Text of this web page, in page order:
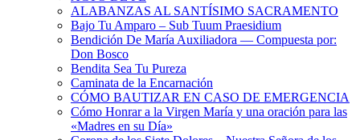
ALABANZAS AL SANTÍSIMO SACRAMENTO
Bajo Tu Amparo – Sub Tuum Praesidium
Bendición De María Auxiliadora — Compuesta por:
Don Bosco
Bendita Sea Tu Pureza
Caminata de la Encarnación
CÓMO BAUTIZAR EN CASO DE EMERGENCIA
Cómo Honrar a la Virgen María y una oración para las
«Madres en su Día»